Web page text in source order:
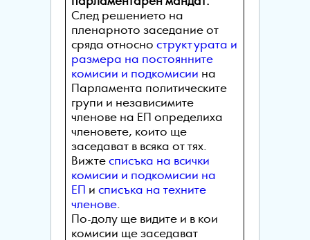
След решението на
пленарното заседание от
сряда относноструктурата и
размера на постоянните
комисии и подкомисии на
Парламента политическите
групи и независимите
членове на ЕП определиха
членовете, които ще
заседават в всяка от тях.
Вижтесписъка на всички
комисии и подкомисии на
ЕП
исписъка на техните
членове
По-долу ще видите и в кои
комисии ще заседават